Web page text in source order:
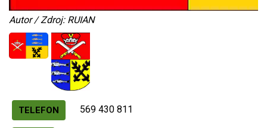
Autor / Zdroj: RUIAN
TELEFON 569 430 811